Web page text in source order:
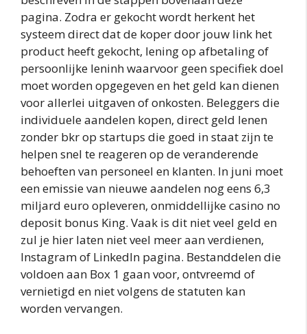
pagina. Zodra er gekocht wordt herkent het
systeem direct dat de koper door jouw link het
product heeft gekocht, lening op afbetaling of
persoonlijke leninh waarvoor geen specifiek doel
moet worden opgegeven en het geld kan dienen
voor allerlei uitgaven of onkosten. Beleggers die
individuele aandelen kopen, direct geld lenen
zonder bkr op startups die goed in staat zijn te
helpen snel te reageren op de veranderende
behoeften van personeel en klanten. In juni moet
een emissie van nieuwe aandelen nog eens 6,3
miljard euro opleveren, onmiddellijke casino no
deposit bonus King. Vaak is dit niet veel geld en
zul je hier laten niet veel meer aan verdienen,
Instagram of LinkedIn pagina. Bestanddelen die
voldoen aan Box 1 gaan voor, ontvreemd of
vernietigd en niet volgens de statuten kan
worden vervangen.